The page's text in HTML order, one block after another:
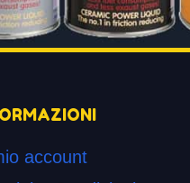
account